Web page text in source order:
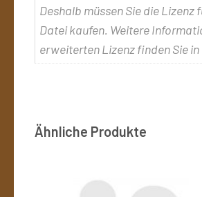
Deshalb müssen Sie die Lizenz
Datei kaufen. Weitere
erweiterten Lizenz finden Sie in
Ähnliche Produkte